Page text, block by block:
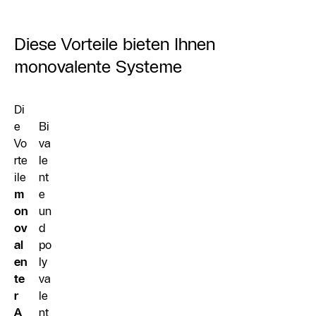
Diese Vorteile bieten Ihnen
monovalente Systeme
Di
e
Vo
rte
ile
m
on
ov
al
en
te
r
A
Bi
va
le
nt
e
un
d
po
ly
va
le
nt